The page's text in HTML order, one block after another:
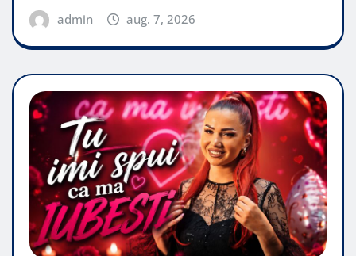
admin aug. 7, 2026